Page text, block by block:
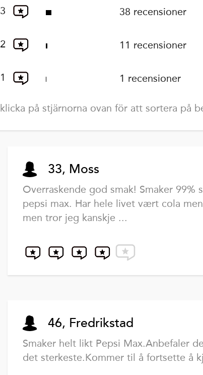
3 38 recensioner
2 11 recensioner
1 1 recensioner
klicka på stjärnorna ovan för att sortera på
33, Moss
Overraskende god smak! Smaker 99%
pepsi max. Har hele livet vært cola
men tror jeg kanskje ...
46, Fredrikstad
Smaker helt likt Pepsi Max.Anbefaler
det sterkeste.Kommer til å fortsette å